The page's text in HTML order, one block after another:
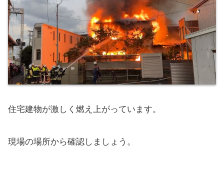
住宅建物が激しく燃え上がっています。
現場の場所から確認しましょう。